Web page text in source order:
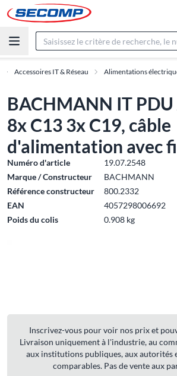
Accessoires IT & Réseau Alimentations
BACHMANN IT PDU
8x C13 3x C19, câble
d'alimentation avec
Numéro d'article
19.07.2548
Marque / Constructeur
BACHMANN
Référence constructeur
800.2332
EAN
4057298006692
Poids du colis
0.908 kg
Inscrivez-vous pour voir nos prix et
Livraison uniquement à l'industrie, au
aux institutions publiques, aux autorités
comparables. Pas de vente aux